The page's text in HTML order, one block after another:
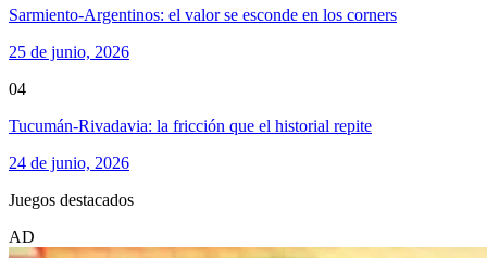
Sarmiento-Argentinos: el valor se esconde en los corners
25 de junio, 2026
04
Tucumán-Rivadavia: la fricción que el historial repite
24 de junio, 2026
Juegos destacados
AD